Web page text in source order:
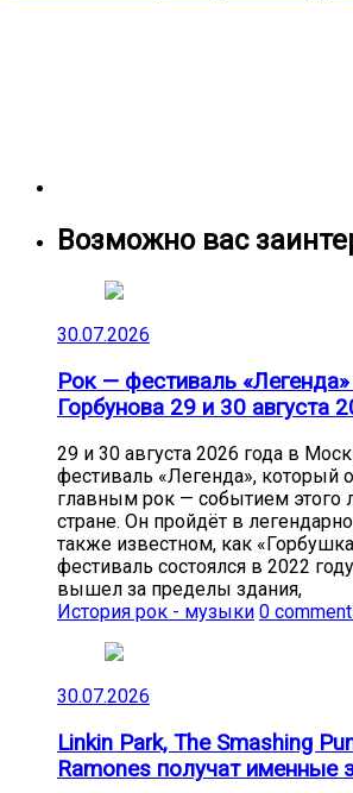
Возможно вас
30.07.2026
Рок — фестиваль
Горбунова 29 и 30 августа
29 и 30 августа 2026 года в
фестиваль «Легенда», который
главным рок — событием этого
стране. Он пройдёт в
также известном, как
фестиваль состоялся в 2022
вышел за пределы здания,
История рок - музыки 0
30.07.2026
Linkin Park, The Smashing
Ramones получат именные